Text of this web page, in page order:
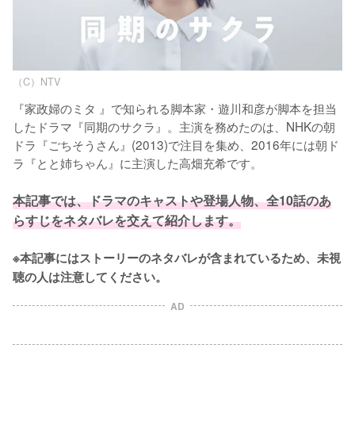
（C）NTV
『家政婦のミタ 』で知られる脚本家・遊川和彦が脚本を担当
したドラマ『同期のサクラ』。主演を務めたのは、NHKの朝
ドラ『ごちそうさん』(2013)で注目を集め、2016年には朝ド
ラ『とと姉ちゃん』に主演した高畑充希です。
本記事では、ドラマのキャストや登場人物、全10話のあ
らすじをネタバレを交えて紹介します。
※本記事にはストーリーのネタバレが含まれているため、未視
聴の人は注意してください。
AD